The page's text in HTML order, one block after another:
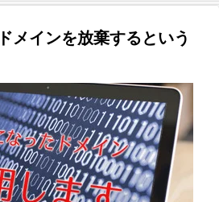
メインを放棄するという